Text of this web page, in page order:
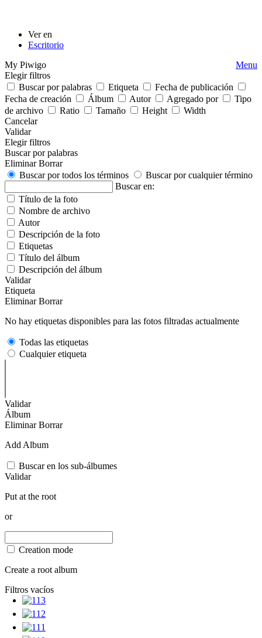
Ver en
Escritorio
My Piwigo
Menu
Elegir filtros
Buscar por palabras
Etiqueta
Fecha de publicación
Fecha de creación
Álbum Autor Agregado por
Tipo
de archivo
Ratio Tamaño Height
Width
Cancelar
Validar
Elegir filtros
Buscar por palabras
Eliminar Borrar
Buscar por todos los términos
Buscar por cualquier término
Buscar en:
Título de la foto
Nombre de archivo
Autor
Descripción de la foto
Etiquetas
Título del álbum
Descripción del álbum
Validar
Etiqueta
Eliminar Borrar
No hay etiquetas disponibles para las fotos filtradas actualmente
Todas las etiquetas
Cualquier etiqueta
Validar
Álbum
Eliminar Borrar
Add Album
Buscar en los sub-álbumes
Validar
Put at the root
or
Creation mode
Create a root album
Filtros vacíos